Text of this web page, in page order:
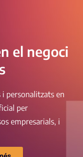
el negoci
personalitzats en
per
empresarials, i